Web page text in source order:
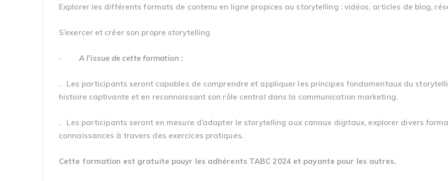
Explorer les différents formats de contenu en ligne propices au storytelling : vidéos, articles de blog,
S’exercer et créer son propre storytelling
· A l’issue de cette formation :
. Les participants seront capables de comprendre et appliquer les principes fondamentaux du
histoire captivante et en reconnaissant son rôle central dans la communication marketing.
. Les participants seront en mesure d’adapter le storytelling aux canaux digitaux, explorer divers
connaissances à travers des exercices pratiques.
Cette formation est gratuite pouyr les adhérents TABC 2024 et payante pour les autres.